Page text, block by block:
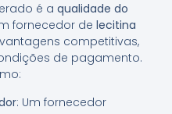
é a qualidade do
fornecedor de lecitina
competitivas,
de pagamento.
: Um fornecedor